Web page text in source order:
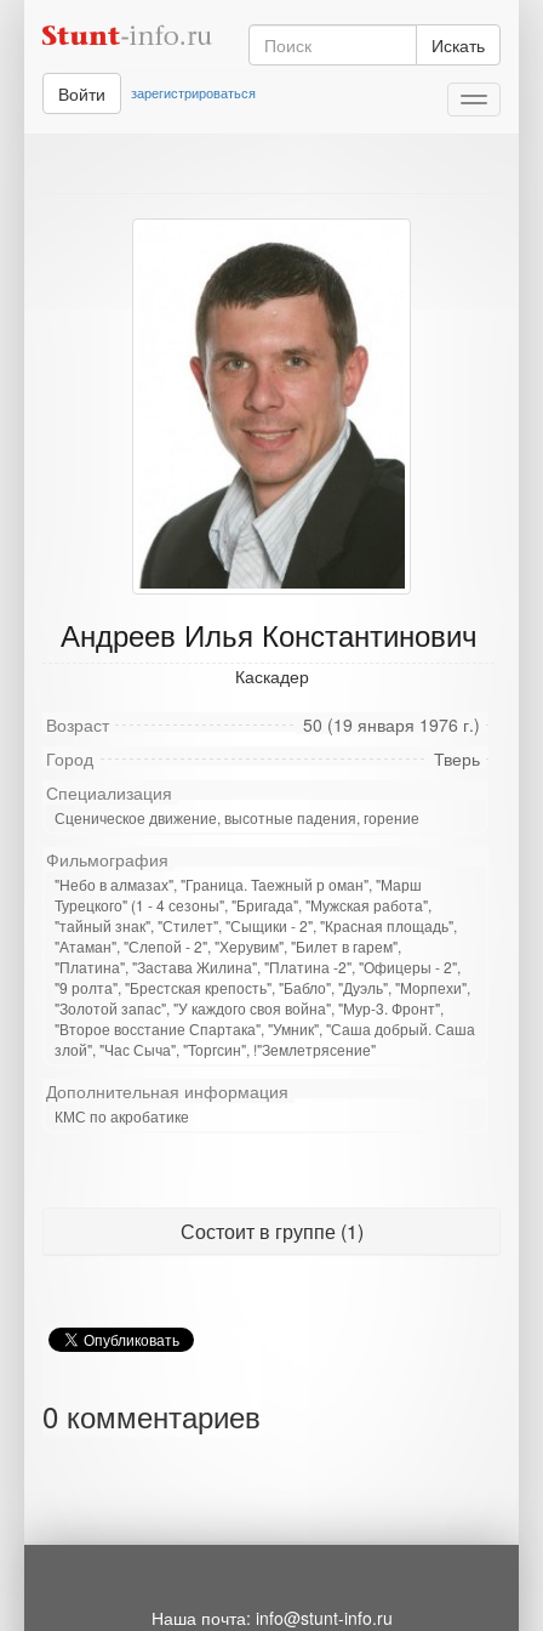
Искать
Toggle
Войти зарегистрироваться
Андреев Илья Константинович
Каскадер
50 (19 января 1976 г.)
Возраст
Тверь
Город
Специализация
Сценическое движение, высотные падения, горение
Фильмография
"Небо в алмазах", "Граница. Таежный р оман", "Марш
Турецкого" (1 - 4 сезоны", "Бригада", "Мужская работа",
"тайный знак", "Стилет", "Сыщики - 2", "Красная площадь",
"Атаман", "Слепой - 2", "Херувим", "Билет в гарем",
"Платина", "Застава Жилина", "Платина -2", "Офицеры - 2",
"9 ролта", "Брестская крепость", "Бабло", "Дуэль", "Морпехи",
"Золотой запас", "У каждого своя война", "Мур-3. Фронт",
"Второе восстание Спартака", "Умник", "Саша добрый. Саша
злой", "Час Сыча", "Торгсин", !"Землетрясение"
Дополнительная информация
КМС по акробатике
Состоит в группе (1)
0 комментариев
Наша почта: info@stunt-info.ru